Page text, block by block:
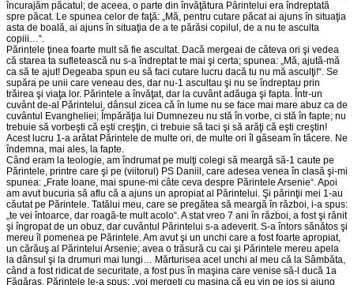
încurajăm păcatul; de aceea, o parte din învăţătura Părintelui era îndreptată
spre păcat. Le spunea celor de faţă: „Mă, pentru cutare păcat ai ajuns în situaţia
asta de boală, ai ajuns în situaţia de a te părăsi copilul, de a nu te asculta
copiii…“.
Părintele ţinea foarte mult să fie ascultat. Dacă mergeai de câteva ori şi vedea
că starea ta sufletească nu s-a îndreptat te mai şi certa; spunea: „Mă, ajută-mă
ca să te ajut! Degeaba spun eu să faci cutare lucru dacă tu nu mă asculţi!“. Se
supăra pe unii care veneau des, dar nu-1 ascultau şi nu se îndreptau prin
trăirea şi viaţa lor. Părintele a învăţat, dar la cuvânt adăuga şi fapta. Într-un
cuvânt de-al Părintelui, dânsul zicea că în lume nu se face mai mare abuz ca de
cuvântul Evangheliei; Împărăţia lui Dumnezeu nu stă în vorbe, ci stă în fapte; nu
trebuie să vorbeşti că eşti creşţin, ci trebuie să taci şi să arăţi că eşti creştin!
Acest lucru 1-a arătat Părintele de multe ori, de multe ori îl găseam în tăcere. Ne
îndemna, mai ales, la fapte.
Când eram la teologie, am îndrumat pe mulţi colegi să meargă să-1 caute pe
Părintele, printre care şi pe (viitorul) PS Daniil, care adesea venea în clasă şi-mi
spunea: „Frate Ioane, mai spune-mi câte ceva despre Părintele Arsenie“. Apoi
am avut bucuria să aflu că a ajuns un apropiat al Părintelui. Şi părinţii mei 1-au
căutat pe Părintele. Tatălui meu, care se pregătea să meargă în război, i-a spus:
„te vei întoarce, dar roagă-te mult acolo“. A stat vreo 7 ani în război, a fost şi rănit
şi îngropat de un obuz, dar cuvântul Părintelui s-a adeverit. S-a întors sănătos şi
mereu îl pomenea pe Părintele. Am avut şi un unchi care a fost foarte apropiat,
un cărăuş al Părintelui Arsenie; avea o trăsură cu cai şi Părintele mereu apela
la dânsul şi la drumuri mai lungi… Mărturisea acel unchi al meu că la Sâmbăta,
când a fost ridicat de securitate, a fost pus în maşina care venise să-l ducă 1a
Făgăraş. Părintele le-a spus: „voi mergeţi cu maşina că eu vin pe jos şi ajung